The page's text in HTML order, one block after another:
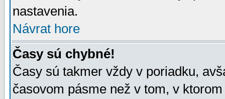
nastavenia.
Návrat hore
Časy sú chybné!
Časy sú takmer vždy v poriadku,
časovom pásme než v tom, v